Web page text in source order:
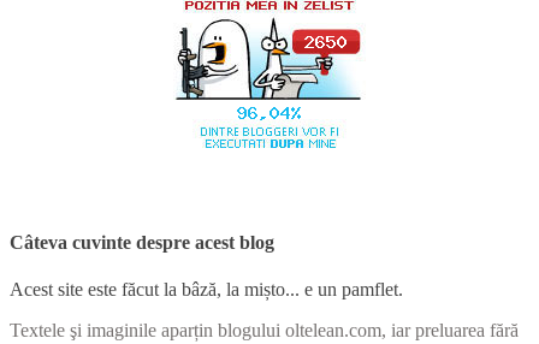
Câteva cuvinte despre acest blog
Acest site este făcut la bâză, la mișto... e un pamflet.
Textele şi imaginile aparțin blogului oltelean.com, iar preluarea fără